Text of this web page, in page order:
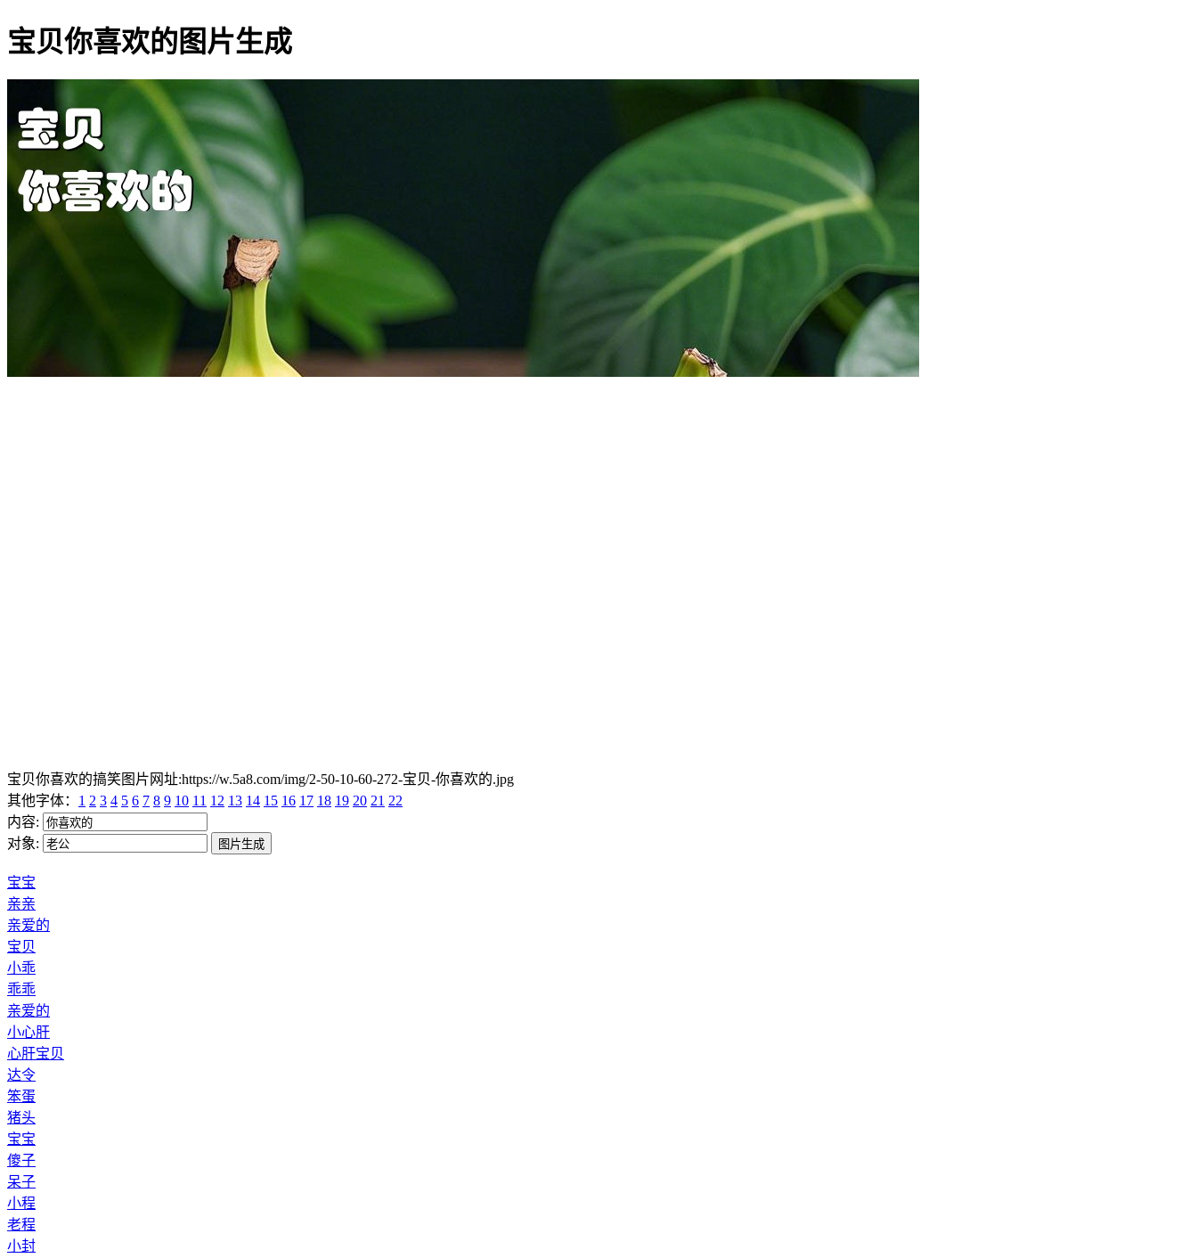
宝贝你喜欢的图片生成
宝贝你喜欢的搞笑图片网址:https://w.5a8.com/img/2-50-10-60-272-宝贝-你喜欢的.jpg
其他字体： 1 2 3 4 5 6 7 8 9 10 11 12 13 14 15 16 17 18 19 20 21 22
内容:
对象:
宝宝
亲亲
亲爱的
宝贝
小乖
乖乖
亲爱的
小心肝
心肝宝贝
达令
笨蛋
猪头
宝宝
傻子
呆子
小程
老程
小封